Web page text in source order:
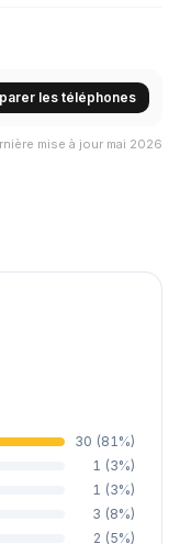
les téléphones
mise à jour mai 2026
30 (81%)
1 (3%)
1 (3%)
3 (8%)
2 (5%)